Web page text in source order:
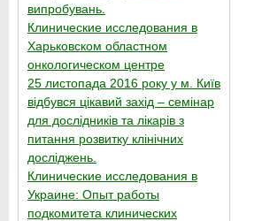
випробувань.
Клинические исследования в
Харьковском областном
онкологическом центре
25 листопада 2016 року у м. Київ
відбувся цікавий захід – семінар
для дослідників та лікарів з
питання розвитку клінічних
досліджень.
Клинические исследования в
Украине: Опыт работы
подкомитета клинических